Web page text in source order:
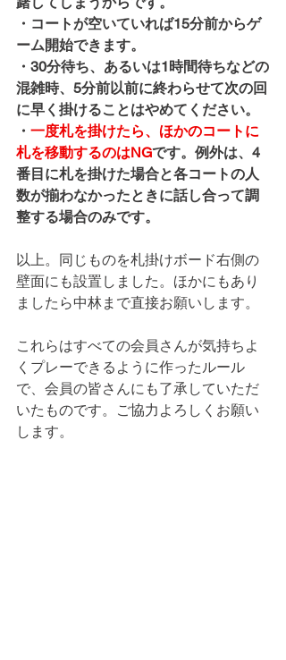
・コートが空いていれば15分前からゲ
ーム開始できます。
・30分待ち、あるいは1時間待ちなどの
混雑時、5分前以前に終わらせて次の回
に早く掛けることはやめてください。
・ 一度札を掛けたら、ほかのコートに
札を移動するのはNGです。例外は、4
番目に札を掛けた場合と各コートの人
数が揃わなかったときに話し合って調
整する場合のみです。
以上。同じものを札掛けボード右側の
壁面にも設置しました。ほかにもあり
ましたら中林まで直接お願いします。
これらはすべての会員さんが気持ちよ
くプレーできるように作ったルール
で、会員の皆さんにも了承していただ
いたものです。ご協力よろしくお願い
します。